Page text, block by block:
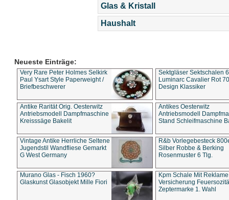
Glas & Kristall
Haushalt
Neueste Einträge:
Very Rare Peter Holmes Selkirk
Paul Ysart Style Paperweight /
Briefbeschwerer
Sektgläser Sektschalen
Luminarc Cavalier Rot
Design Klassiker
Antike Rarität Orig. Oesterwitz
Antriebsmodell Dampfmaschine
Kreisssäge Bakelit
Antikes Oesterwitz
Antriebsmodell
Stand Schleifmaschine
Vintage Antike Herrliche Seltene
Jugendstil Wandfliese Gemarkt
G West Germany
R&b Vorlegebesteck
Silber Robbe & Berking
Rosenmuster 6 Tlg.
Murano Glas - Fisch 1960?
Glaskunst Glasobjekt Mille Fiori
Kpm Schale Mit Reklame
Versicherung
Zeptermarke 1. Wahl